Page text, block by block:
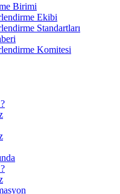
Birimi
Ekibi
Standartları
Komitesi